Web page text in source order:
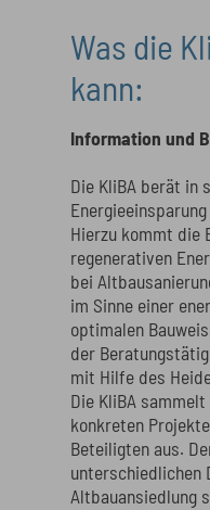
Was die
kann:
Information und
Die KliBA berät in
Hierzu kommt die
regenerativen
bei
im Sinne einer
optimalen
der
mit Hilfe des
Die KliBA
konkreten
Beteiligten aus.
unterschiedlichen
Altbauansiedlung